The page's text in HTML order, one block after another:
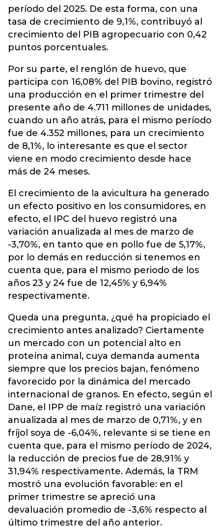
período del 2025. De esta forma, con una
tasa de crecimiento de 9,1%, contribuyó al
crecimiento del PIB agropecuario con 0,42
puntos porcentuales.
Por su parte, el renglón de huevo, que
participa con 16,08% del PIB bovino, registró
una producción en el primer trimestre del
presente año de 4.711 millones de unidades,
cuando un año atrás, para el mismo período
fue de 4.352 millones, para un crecimiento
de 8,1%, lo interesante es que el sector
viene en modo crecimiento desde hace
más de 24 meses.
El crecimiento de la avicultura ha generado
un efecto positivo en los consumidores, en
efecto, el IPC del huevo registró una
variación anualizada al mes de marzo de
-3,70%, en tanto que en pollo fue de 5,17%,
por lo demás en reducción si tenemos en
cuenta que, para el mismo periodo de los
años 23 y 24 fue de 12,45% y 6,94%
respectivamente.
Queda una pregunta, ¿qué ha propiciado el
crecimiento antes analizado? Ciertamente
un mercado con un potencial alto en
proteína animal, cuya demanda aumenta
siempre que los precios bajan, fenómeno
favorecido por la dinámica del mercado
internacional de granos. En efecto, según el
Dane, el IPP de maíz registró una variación
anualizada al mes de marzo de 0,71%, y en
fríjol soya de -6,04%, relevante si se tiene en
cuenta que, para el mismo período de 2024,
la reducción de precios fue de 28,91% y
31,94% respectivamente. Además, la TRM
mostró una evolución favorable: en el
primer trimestre se apreció una
devaluación promedio de -3,6% respecto al
último trimestre del año anterior.